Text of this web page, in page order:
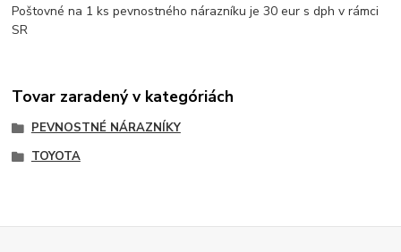
Poštovné na 1 ks pevnostného nárazníku je 30 eur s dph v rámci
SR
Tovar zaradený v kategóriách
PEVNOSTNÉ NÁRAZNÍKY
TOYOTA